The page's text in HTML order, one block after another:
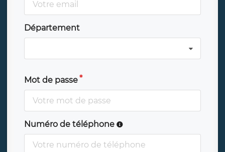
Département
Mot de passe
Numéro de téléphone